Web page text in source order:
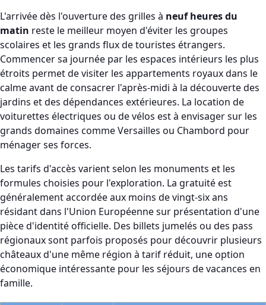
L'arrivée dès l'ouverture des grilles à neuf heures du
matin reste le meilleur moyen d'éviter les groupes
scolaires et les grands flux de touristes étrangers.
Commencer sa journée par les espaces intérieurs les plus
étroits permet de visiter les appartements royaux dans le
calme avant de consacrer l'après-midi à la découverte des
jardins et des dépendances extérieures. La location de
voiturettes électriques ou de vélos est à envisager sur les
grands domaines comme Versailles ou Chambord pour
ménager ses forces.
Les tarifs d'accès varient selon les monuments et les
formules choisies pour l'exploration. La gratuité est
généralement accordée aux moins de vingt-six ans
résidant dans l'Union Européenne sur présentation d'une
pièce d'identité officielle. Des billets jumelés ou des pass
régionaux sont parfois proposés pour découvrir plusieurs
châteaux d'une même région à tarif réduit, une option
économique intéressante pour les séjours de vacances en
famille.